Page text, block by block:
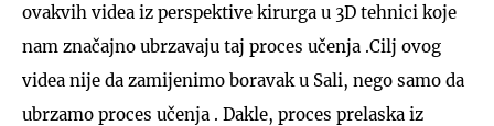
ovakvih videa iz perspektive kirurga u 3D tehnici koje
nam značajno ubrzavaju taj proces učenja .Cilj ovog
videa nije da zamijenimo boravak u Sali, nego samo da
ubrzamo proces učenja . Dakle, proces prelaska iz